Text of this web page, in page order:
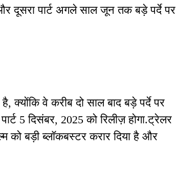
दूसरा पार्ट अगले साल जून तक बड़े पर्दे पर
क्योंकि वे करीब दो साल बाद बड़े पर्दे पर
5 दिसंबर, 2025 को रिलीज़ होगा.ट्रेलर
को बड़ी ब्लॉकबस्टर करार दिया है और